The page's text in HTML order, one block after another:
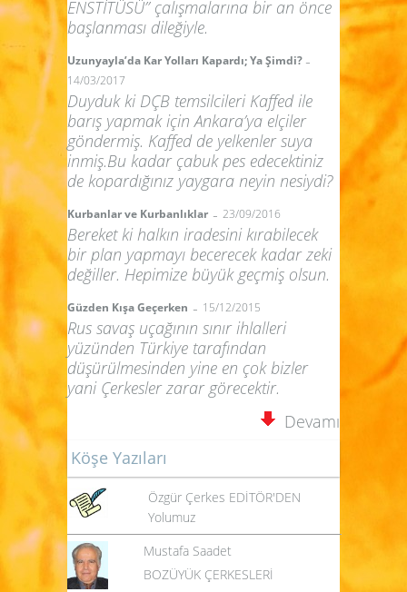
ENSTİTÜSÜ” çalışmalarına bir an önce
başlanması dileğiyle.
Uzunyayla’da Kar Yolları Kapardı; Ya Şimdi? -
14/03/2017
Duyduk ki DÇB temsilcileri Kaffed ile
barış yapmak için Ankara’ya elçiler
göndermiş. Kaffed de yelkenler suya
inmiş.Bu kadar çabuk pes edecektiniz
de kopardığınız yaygara neyin nesiydi?
Kurbanlar ve Kurbanlıklar - 23/09/2016
Bereket ki halkın iradesini kırabilecek
bir plan yapmayı becerecek kadar zeki
değiller. Hepimize büyük geçmiş olsun.
Güzden Kışa Geçerken - 15/12/2015
Rus savaş uçağının sınır ihlalleri
yüzünden Türkiye tarafından
düşürülmesinden yine en çok bizler
yani Çerkesler zarar görecektir.
Devamı
Köşe Yazıları
Özgür Çerkes EDİTÖR'DEN
Yolumuz
Mustafa Saadet
BOZÜYÜK ÇERKESLERİ